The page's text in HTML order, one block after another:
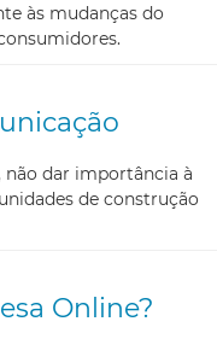
às mudanças do
dar importância à
de construção
Online?